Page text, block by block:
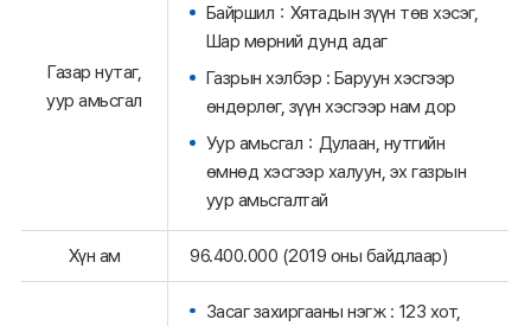
Газар нутаг,
уур амьсгал
Байршил：Хятадын зүүн төв хэсэг,
Шар мөрний дунд адаг
Газрын хэлбэр : Баруун хэсгээр
өндөрлөг, зүүн хэсгээр нам дор
Уур амьсгал：Дулаан, нутгийн
өмнөд хэсгээр халуун, эх газрын
уур амьсгалтай
Хүн ам 96.400.000 (2019 оны байдлаар)
Засаг захиргааны нэгж : 123 хот,